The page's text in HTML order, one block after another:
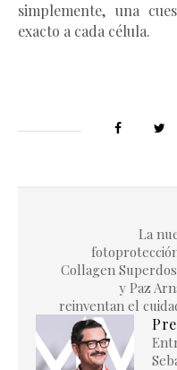
simplemente, una
exacto a cada célula.
La
Collagen
y Paz
reinventan el